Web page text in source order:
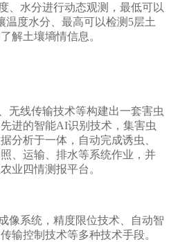
、水分进行动态观测，最低可以
温度水分、最高可以检测5层土
解土壤墒情信息。
无线传输技术等构建出一套害虫
进的智能AI识别技术，集害虫
分析于一体，自动完成诱虫、
、运输、排水等系统作业，并
业四情测报平台。
像系统，精度限位技术、自动智
输控制技术等多种技术手段。